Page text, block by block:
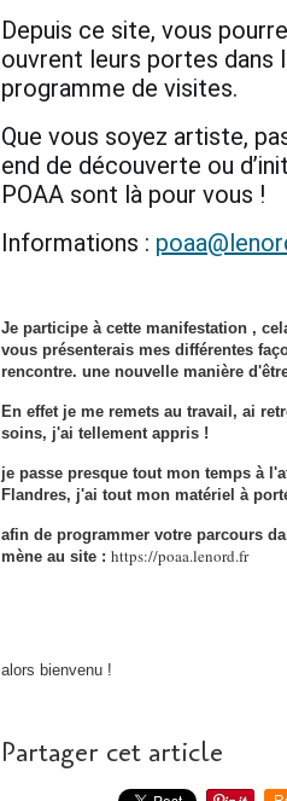
Depuis ce site, vous
ouvrent leurs portes
programme de visites.
Que vous soyez artiste,
end de découverte ou
POAA sont là pour vous !
Informations :
Je participe à cette manifestation ,
vous présenterais mes différentes
rencontre. une nouvelle manière
En effet je me remets au travail, ai
soins, j'ai tellement appris !
je passe presque tout mon temps à
Flandres, j'ai tout mon matériel à
afin de programmer votre parcours
mène au site : https://poaa.lenord.fr
alors bienvenu !
Partager cet article